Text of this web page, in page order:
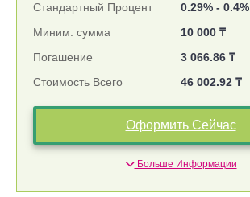
Стандартный Процент
0.29% - 0.4%
Миним. сумма
10 000 ₸
Погашение
3 066.86 ₸
Стоимость Всего
46 002.92 ₸
Оформить Сейчас
Больше Информации